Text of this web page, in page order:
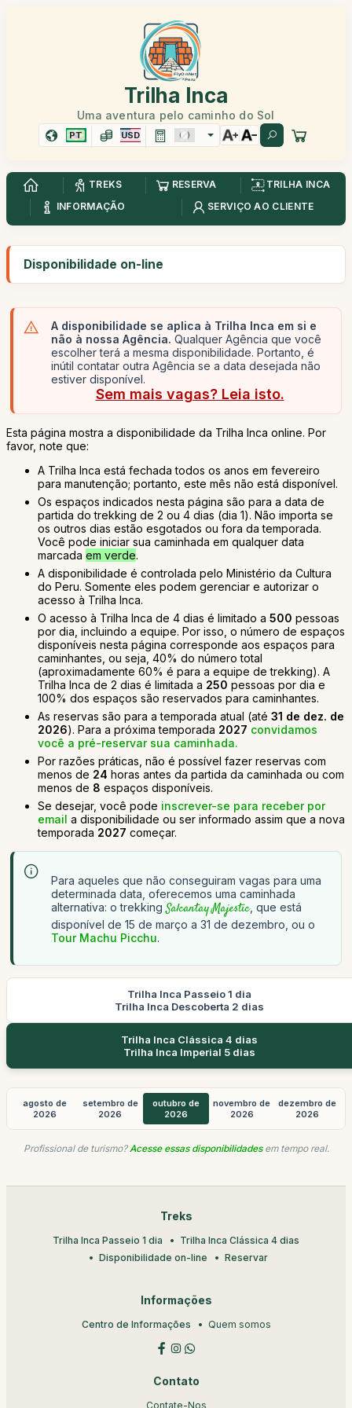
Trilha Inca
Uma aventura pelo caminho do Sol
PT USD
TREKS RESERVA
TRILHA INCA
INFORMAÇÃO
SERVIÇO AO CLIENTE
Disponibilidade on-line
A disponibilidade se aplica à Trilha Inca em si e
não à nossa Agência. Qualquer Agência que você
escolher terá a mesma disponibilidade. Portanto, é
inútil contatar outra Agência se a data desejada não
estiver disponível.
Sem mais vagas? Leia isto.
Esta página mostra a disponibilidade da Trilha Inca online. Por
favor, note que:
A Trilha Inca está fechada todos os anos em fevereiro
para manutenção; portanto, este mês não está disponível.
Os espaços indicados nesta página são para a data de
partida do trekking de 2 ou 4 dias (dia 1). Não importa se
os outros dias estão esgotados ou fora da temporada.
Você pode iniciar sua caminhada em qualquer data
marcada em verde.
A disponibilidade é controlada pelo Ministério da Cultura
do Peru. Somente eles podem gerenciar e autorizar o
acesso à Trilha Inca.
O acesso à Trilha Inca de 4 dias é limitado a 500 pessoas
por dia, incluindo a equipe. Por isso, o número de espaços
disponíveis nesta página corresponde aos espaços para
caminhantes, ou seja, 40% do número total
(aproximadamente 60% é para a equipe de trekking). A
Trilha Inca de 2 dias é limitada a 250 pessoas por dia e
100% dos espaços são reservados para caminhantes.
As reservas são para a temporada atual (até 31 de dez. de
2026). Para a próxima temporada 2027 convidamos
você a pré-reservar sua caminhada.
Por razões práticas, não é possível fazer reservas com
menos de 24 horas antes da partida da caminhada ou com
menos de 8 espaços disponíveis.
Se desejar, você pode inscrever-se para receber por
email a disponibilidade ou ser informado assim que a nova
temporada 2027 começar.
Para aqueles que não conseguiram vagas para uma
determinada data, oferecemos uma caminhada
alternativa: o trekking Salcantay Majestic, que está
disponível de 15 de março a 31 de dezembro, ou o
Tour Machu Picchu.
Trilha Inca Passeio 1 dia
Trilha Inca Descoberta 2 dias
Trilha Inca Clássica 4 dias
Trilha Inca Imperial 5 dias
agosto de
2026
setembro de
2026
outubro de
2026
novembro de
2026
dezembro de
2026
Profissional de turismo?Acesse essas disponibilidadesem tempo real.
Treks
Trilha Inca Passeio 1 dia
Trilha Inca Clássica 4 dias
Disponibilidade on-line
Reservar
Informações
Centro de Informações Quem somos
Contato
Contate-Nos